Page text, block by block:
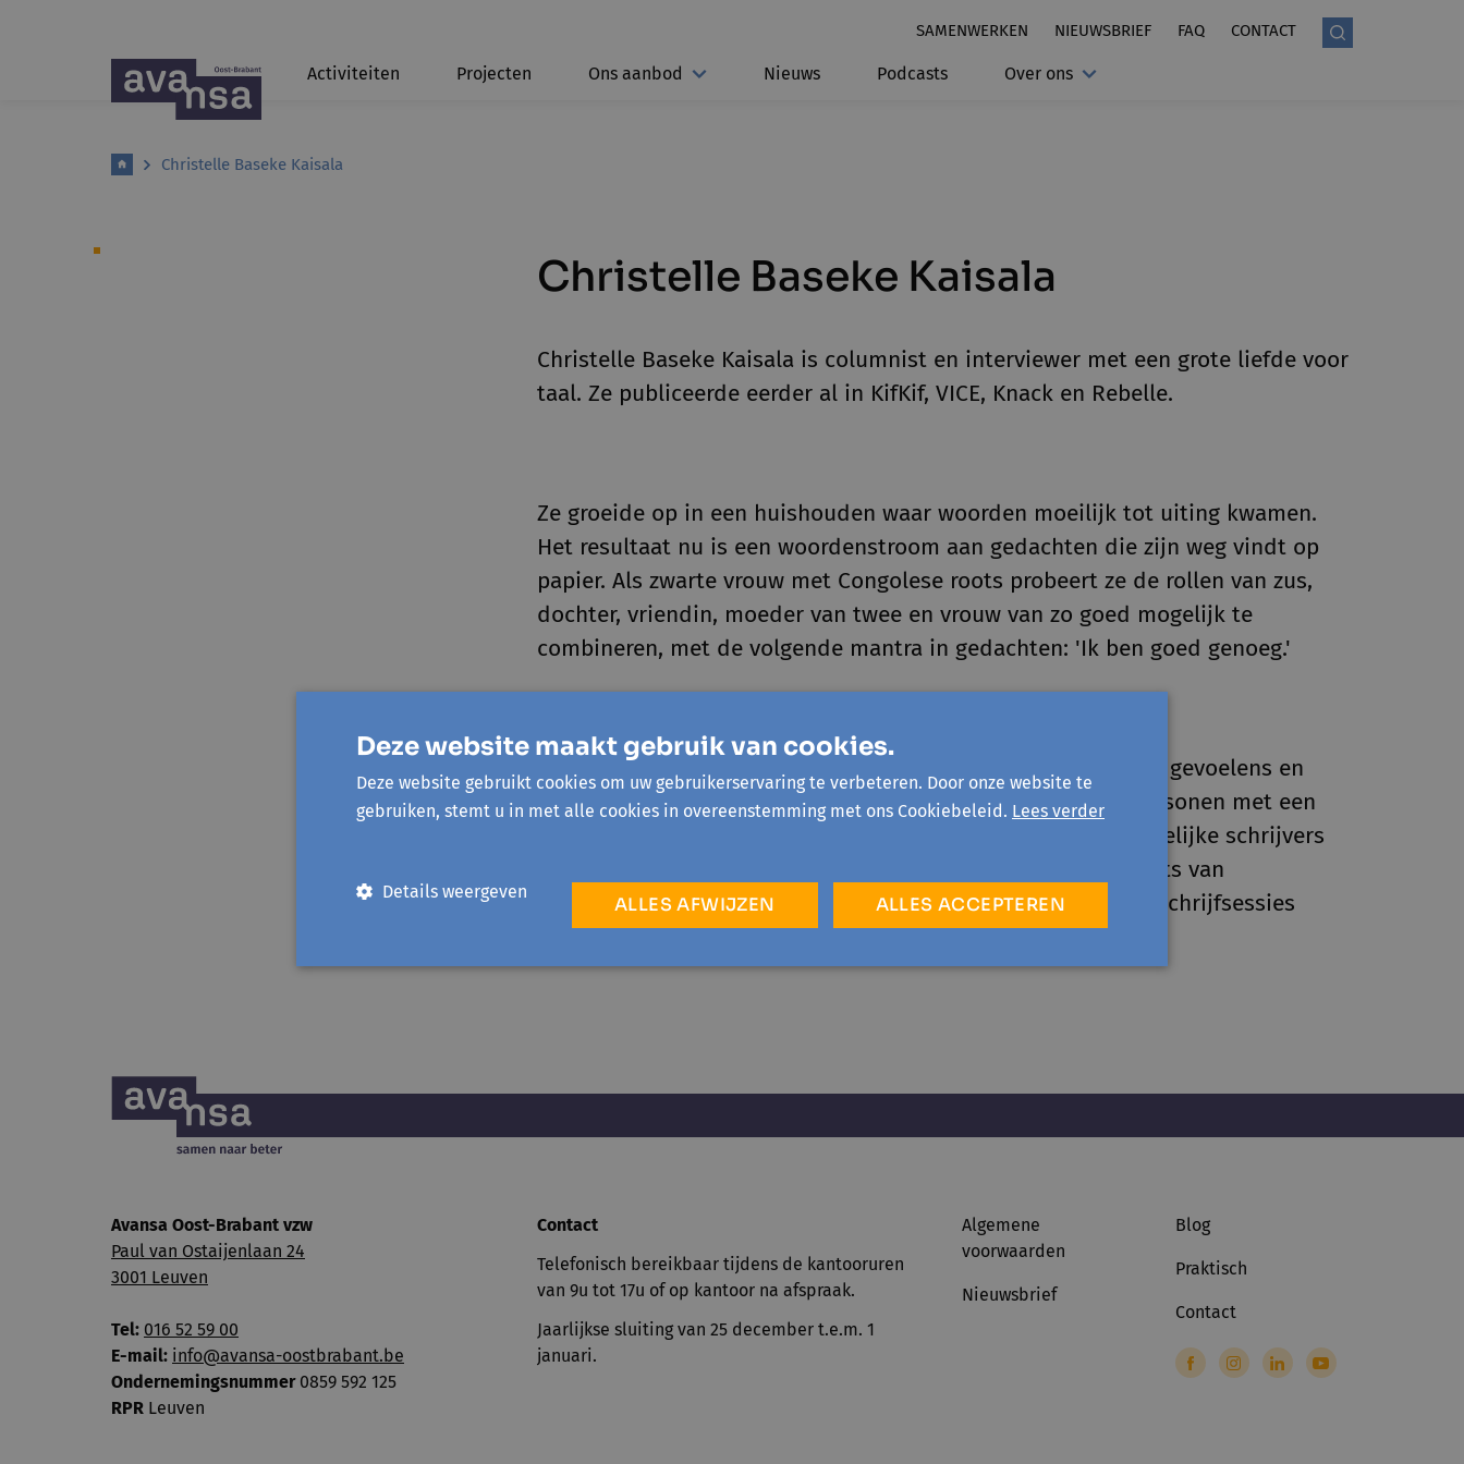
SAMENWERKEN NIEUWSBRIEF FAQ CONTACT
Activiteiten Projecten Ons aanbod Nieuws Podcasts Over ons
Christelle Baseke Kaisala
Christelle Baseke Kaisala
Christelle Baseke Kaisala is columnist en interviewer met een grote liefde voor
taal. Ze publiceerde eerder al in KifKif, VICE, Knack en Rebelle.
Ze groeide op in een huishouden waar woorden moeilijk tot uiting kwamen.
Het resultaat nu is een woordenstroom aan gedachten die zijn weg vindt op
papier. Als zwarte vrouw met Congolese roots probeert ze de rollen van zus,
dochter, vriendin, moeder van twee en vrouw van zo goed mogelijk te
combineren, met de volgende mantra in gedachten: 'Ik ben goed genoeg.'
Op haar blogToo Black To Be True
schrijft ze sinds 2019 haar gevoelens en
gedachten neer, waarin ze de meervoudige identiteit van personen met een
migratieachtegond belicht. Ze richtte samen met twee vrouwelijke schrijvers
op als plaats van
ontmoeting, verbinding en inspiratie. Met haarNote To Self
-schrijfsessies
roept ze vrouwen van diverse roots op tot meer zelfliefde.
Avansa Oost-Brabant vzw
Paul van Ostaijenlaan 24
3001 Leuven
Tel: 016 52 59 00
E-mail: info@avansa-oostbrabant.be
Ondernemingsnummer0859 592 125
RPR Leuven
Contact
Telefonisch bereikbaar tijdens de kantooruren
van 9u tot 17u of op kantoor na afspraak.
Jaarlijkse sluiting van 25 december t.e.m. 1
januari.
Algemene
voorwaarden
Nieuwsbrief
Blog
Praktisch
Contact
Deze website maakt gebruik van cookies.
Deze website gebruikt cookies om uw gebruikerservaring te verbeteren. Door onze website te
gebruiken, stemt u in met alle cookies in overeenstemming met ons Cookiebeleid. Lees verder
ALLES ACCEPTEREN
ALLES AFWIJZEN
Details weergeven